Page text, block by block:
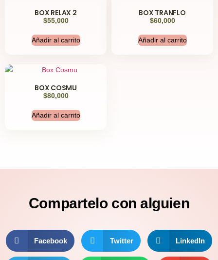
BOX RELAX 2
$55,000
Añadir al carrito
BOX TRANFLO
$60,000
Añadir al carrito
BOX COSMU
$80,000
Añadir al carrito
Compartelo con alguien
Facebook Twitter LinkedIn